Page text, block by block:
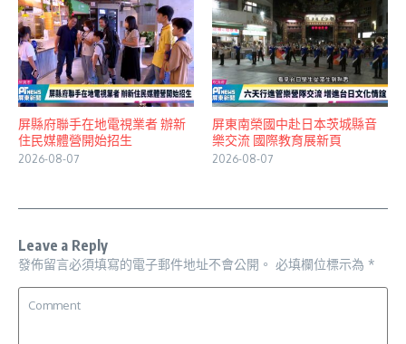
屏縣府聯手在地電視業者 辦新
住民媒體營開始招生
2026-08-07
屏東南榮國中赴日本茨城縣音
樂交流 國際教育展新頁
2026-08-07
Leave a Reply
發佈留言必須填寫的電子郵件地址不會公開。 必填欄位標示為 *